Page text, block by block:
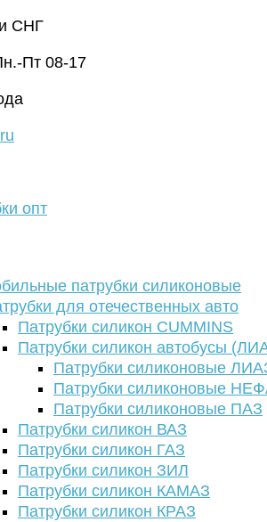
СНГ
Пт 08-17
опт
патрубки силиконовые
для отечественных авто
Патрубки силикон CUMMINS
Патрубки силикон автобусы
Патрубки силиконовые
Патрубки силиконовые
Патрубки силиконовые ПАЗ
Патрубки силикон ВАЗ
Патрубки силикон ГАЗ
Патрубки силикон ЗИЛ
Патрубки силикон КАМАЗ
Патрубки силикон КРАЗ